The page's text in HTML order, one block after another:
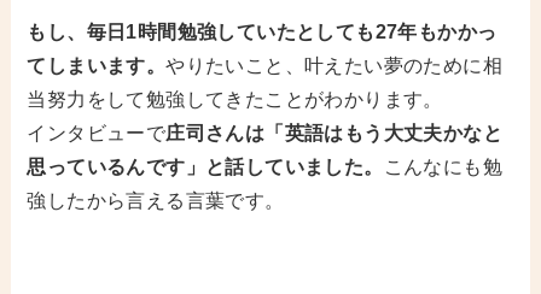
もし、毎日1時間勉強していたとしても27年もかかっ
てしまいます。やりたいこと、叶えたい夢のために相
当努力をして勉強してきたことがわかります。
インタビューで庄司さんは「英語はもう大丈夫かなと
思っているんです」と話していました。
こんなにも勉
強したから言える言葉です。